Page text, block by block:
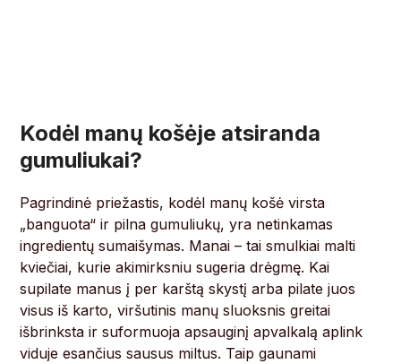
Kodėl manų košėje atsiranda
gumuliukai?
Pagrindinė priežastis, kodėl manų košė virsta
„banguota“ ir pilna gumuliukų, yra netinkamas
ingredientų sumaišymas. Manai – tai smulkiai malti
kviečiai, kurie akimirksniu sugeria drėgmę. Kai
supilate manus į per karštą skystį arba pilate juos
visus iš karto, viršutinis manų sluoksnis greitai
išbrinksta ir suformuoja apsauginį apvalkalą aplink
viduje esančius sausus miltus. Taip gaunami